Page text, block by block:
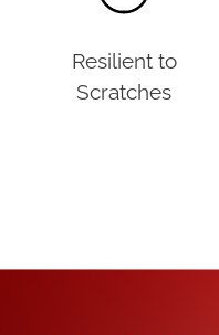
Resilient to
Scratches